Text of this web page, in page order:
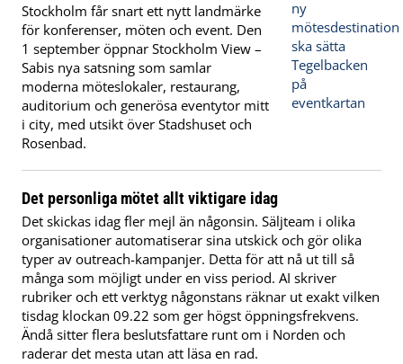
Stockholm får snart ett nytt landmärke
för konferenser, möten och event. Den
1 september öppnar Stockholm View –
Sabis nya satsning som samlar
moderna möteslokaler, restaurang,
auditorium och generösa eventytor mitt
i city, med utsikt över Stadshuset och
Rosenbad.
Det personliga mötet allt viktigare idag
Det skickas idag fler mejl än någonsin. Säljteam i olika
organisationer automatiserar sina utskick och gör olika
typer av outreach-kampanjer. Detta för att nå ut till så
många som möjligt under en viss period. AI skriver
rubriker och ett verktyg någonstans räknar ut exakt vilken
tisdag klockan 09.22 som ger högst öppningsfrekvens.
Ändå sitter flera beslutsfattare runt om i Norden och
raderar det mesta utan att läsa en rad.